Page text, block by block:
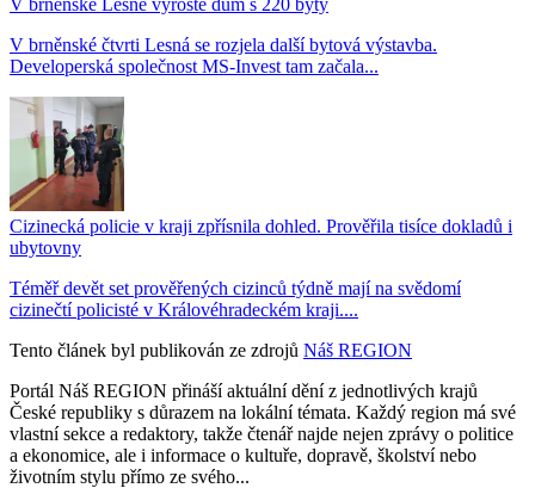
V brněnské čtvrti Lesná se rozjela další bytová výstavba.
Developerská společnost MS-Invest tam začala...
Cizinecká policie v kraji zpřísnila dohled. Prověřila tisíce dokladů i
ubytovny
Téměř devět set prověřených cizinců týdně mají na svědomí
cizinečtí policisté v Královéhradeckém kraji....
Tento článek byl publikován ze zdrojů Náš REGION
Portál Náš REGION přináší aktuální dění z jednotlivých krajů
České republiky s důrazem na lokální témata. Každý region má své
vlastní sekce a redaktory, takže čtenář najde nejen zprávy o politice
a ekonomice, ale i informace o kultuře, dopravě, školství nebo
životním stylu přímo ze svého...